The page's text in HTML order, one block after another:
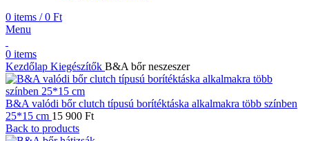
0 items / 0 Ft
Menu
0 items
Kezdőlap Kiegészítők B&A bőr neszeszer
B&A valódi bőr clutch típusú borítéktáska alkalmakra több színben
25*15 cm 15 900 Ft
Back to products